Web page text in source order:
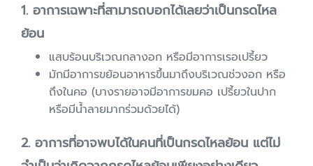
1. อาการเฉพาะที่สามารถบอกได้เลยว่าเป็นกรดไหล
ย้อน
แสบร้อนบริเวณกลางอก หรือมีอาการเรอเปรี้ยว
มักมีอาการขย้อนอาหารขึ้นมาถึงบริเวณช่วงอก หรือ
ถึงในคอ (บางรายอาจมีอาการขมคอ เปรี้ยวในปาก
หรือมีน้ำลายมากร่วมด้วยได้)
2. อาการที่อาจพบได้ในคนที่เป็นกรดไหลย้อน แต่ไม่